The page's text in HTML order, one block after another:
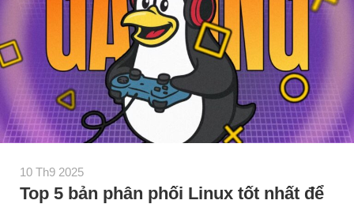
10 Th9 2025
Top 5 bản phân phối Linux tốt nhất để